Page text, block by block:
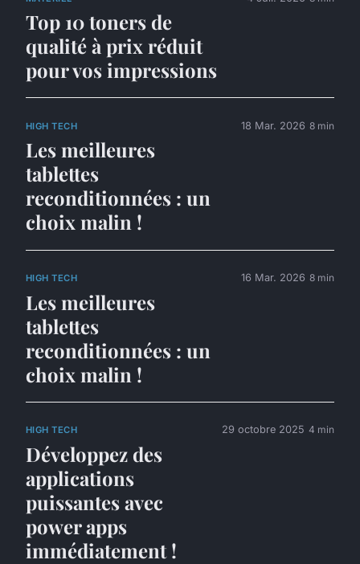
Top 10 toners de
qualité à prix réduit
pour vos impressions
HIGH TECH
Les meilleures
tablettes
reconditionnées : un
choix malin !
18 Mar. 2026 8 min
HIGH TECH
Les meilleures
tablettes
reconditionnées : un
choix malin !
16 Mar. 2026 8 min
HIGH TECH
Développez des
applications
puissantes avec
power apps
immédiatement !
29 octobre 2025 4 min